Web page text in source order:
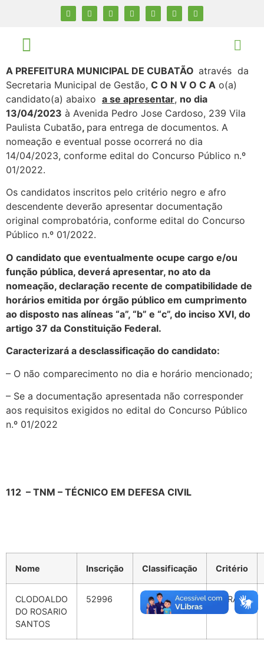
A PREFEITURA MUNICIPAL DE CUBATÃO através da
Secretaria Municipal de Gestão, C O N V O C A o(a)
candidato(a) abaixo a se apresentar, no dia
13/04/2023 à Avenida Pedro Jose Cardoso, 239 Vila
Paulista Cubatão, para entrega de documentos. A
nomeação e eventual posse ocorrerá no dia
14/04/2023, conforme edital do Concurso Público n.º
01/2022.
Os candidatos inscritos pelo critério negro e afro
descendente deverão apresentar documentação
original comprobatória, conforme edital do Concurso
Público n.º 01/2022.
O candidato que eventualmente ocupe cargo e/ou
função pública, deverá apresentar, no ato da
nomeação, declaração recente de compatibilidade de
horários emitida por órgão público em cumprimento
ao disposto nas alíneas “a”, “b” e “c”, do inciso XVI, do
artigo 37 da Constituição Federal.
Caracterizará a desclassificação do candidato:
– O não comparecimento no dia e horário mencionado;
– Se a documentação apresentada não corresponder
aos requisitos exigidos no edital do Concurso Público
n.º 01/2022
112 – TNM – TÉCNICO EM DEFESA CIVIL
Nome Inscrição Classificação Critério
CLODOALDO
DO ROSARIO
SANTOS
52996 4º GERAL